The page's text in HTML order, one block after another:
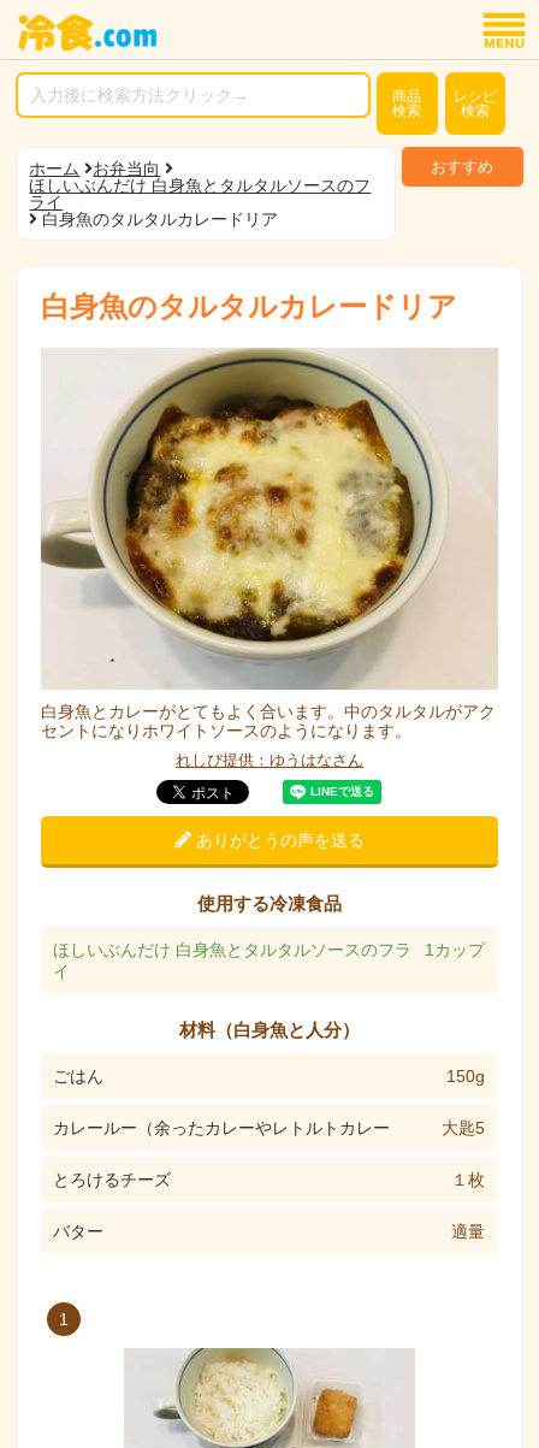
商品
検索
レシピ
検索
ホーム
お弁当向
ほしいぶんだけ 白身魚とタルタルソースのフ
ライ
白身魚のタルタルカレードリア
おすすめ
白身魚のタルタルカレードリア
白身魚とカレーがとてもよく合います。中のタルタルがアク
セントになりホワイトソースのようになります。
れしぴ提供：ゆうはなさん
ありがとうの声を送る
使用する冷凍食品
ほしいぶんだけ 白身魚とタルタルソースのフラ
イ
1カップ
材料（白身魚と人分）
ごはん 150g
カレールー（余ったカレーやレトルトカレー 大匙5
とろけるチーズ １枚
バター 適量
1